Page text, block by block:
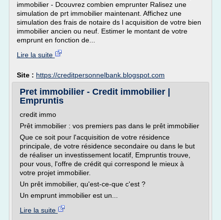
immobilier - Dcouvrez combien emprunter Ralisez une
simulation de prt immobilier maintenant. Affichez une
simulation des frais de notaire ds l acquisition de votre bien
immobilier ancien ou neuf. Estimer le montant de votre
emprunt en fonction de...
Lire la suite
Site : https://creditpersonnelbank.blogspot.com
Pret immobilier - Credit immobilier |
Empruntis
credit immo
Prêt immobilier : vos premiers pas dans le prêt immobilier
Que ce soit pour l'acquisition de votre résidence
principale, de votre résidence secondaire ou dans le but
de réaliser un investissement locatif, Empruntis trouve,
pour vous, l'offre de crédit qui correspond le mieux à
votre projet immobilier.
Un prêt immobilier, qu'est-ce-que c'est ?
Un emprunt immobilier est un...
Lire la suite